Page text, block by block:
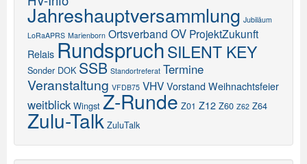
Jahreshauptversammlung Jubiläum
LoRaAPRS Marienborn Ortsverband OV ProjektZukunft
Relais RundspruchSILENT KEY
Sonder DOK SSB Standortreferat Termine
Veranstaltung VFDB75 VHV Vorstand Weihnachtsfeier
weitblick Wingst Z-Runde Z01 Z12 Z60 Z62 Z64
Zulu-Talk ZuluTalk